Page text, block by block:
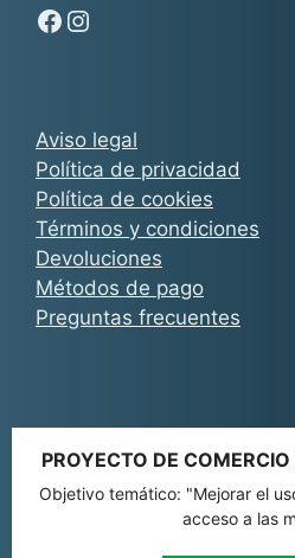
Aviso legal
Política de privacidad
Política de cookies
Términos y condiciones
Devoluciones
Métodos de pago
Preguntas frecuentes
Síguenos en Facebook - Chachocarp
Síguenos en Instagram - Chachocarp
PROYECTO DE
Objetivo temático: "Mejorar el
acceso a las